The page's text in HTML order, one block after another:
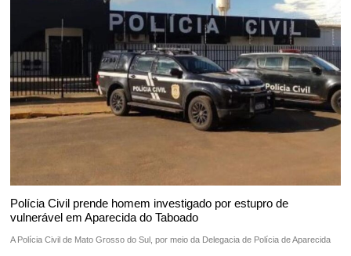
Polícia Civil prende homem investigado por estupro de
vulnerável em Aparecida do Taboado
A Polícia Civil de Mato Grosso do Sul, por meio da Delegacia de Polícia de Aparecida